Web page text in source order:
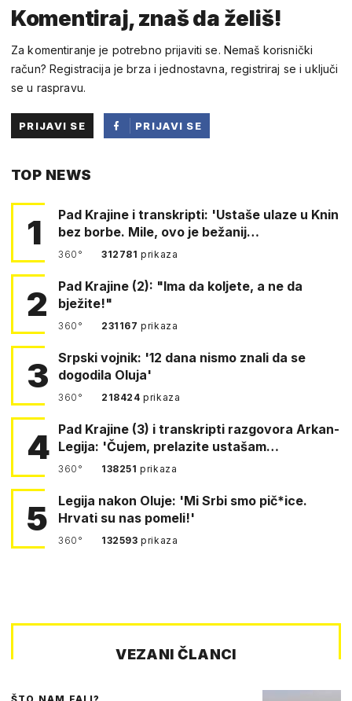
Komentiraj, znaš da želiš!
Za komentiranje je potrebno prijaviti se. Nemaš korisnički
račun? Registracija je brza i jednostavna, registriraj se i uključi
se u raspravu.
PRIJAVI SE
PRIJAVI SE
TOP NEWS
1
Pad Krajine i transkripti: 'Ustaše ulaze u Knin
bez borbe. Mile, ovo je bežanij…
360° 312781prikaza
2
Pad Krajine (2): "Ima da koljete, a ne da
bježite!"
360° 231167prikaza
3
Srpski vojnik: '12 dana nismo znali da se
dogodila Oluja'
360° 218424prikaza
4 Pad Krajine (3) i transkripti razgovora Arkan-
Legija: 'Čujem, prelazite ustašam…
360° 138251prikaza
5
Legija nakon Oluje: 'Mi Srbi smo pič*ice.
Hrvati su nas pomeli!'
360° 132593prikaza
VEZANI ČLANCI